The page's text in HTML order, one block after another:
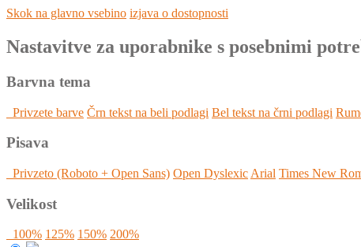
Skok na glavno vsebino izjava o dostopnosti
Nastavitve za uporabnike s posebnimi
Barvna tema
Privzete barve Črn tekst na beli podlagi Bel tekst na črni podlagi
Pisava
Privzeto (Roboto + Open Sans) Open Dyslexic Arial Times New
Velikost
100% 125% 150% 200%